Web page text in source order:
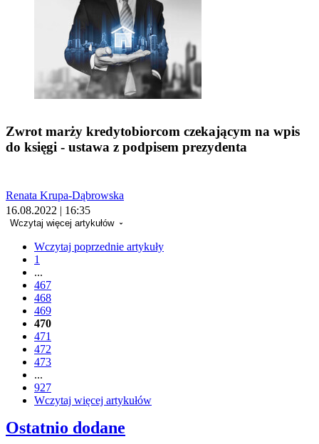
Zwrot marży kredytobiorcom czekającym na wpis
do księgi - ustawa z podpisem prezydenta
Renata Krupa-Dąbrowska
16.08.2022 | 16:35
Wczytaj więcej artykułów
Wczytaj poprzednie artykuły
1
...
467
468
469
470
471
472
473
...
927
Wczytaj więcej artykułów
Ostatnio dodane